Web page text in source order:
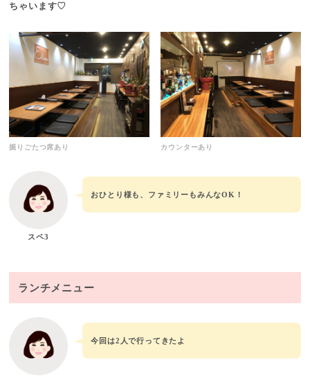
ちゃいます♡
掘りごたつ席あり カウンターあり
スペ3
おひとり様も、ファミリーもみんなOK！
ランチメニュー
今回は2人で行ってきたよ